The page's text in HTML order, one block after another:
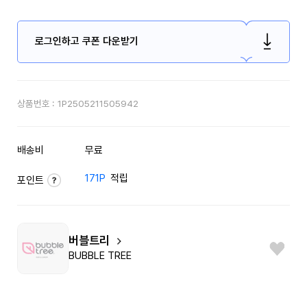
로그인하고 쿠폰 다운받기
상품번호 : 1P2505211505942
배송비 무료
포인트 171P 적립
버블트리
BUBBLE TREE